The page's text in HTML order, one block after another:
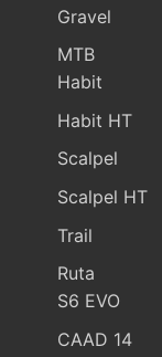
Gravel
MTB
Habit
Habit HT
Scalpel
Scalpel HT
Trail
Ruta
S6 EVO
CAAD 14